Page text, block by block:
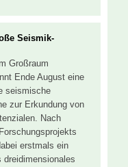
Seismik-
Großraum
Ende August eine
seismische
zur Erkundung von
Nach
erstmals ein
dreidimensionales